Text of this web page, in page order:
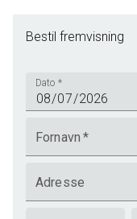
Bestil fremvisning
Dato *
Fornavn *
Adresse